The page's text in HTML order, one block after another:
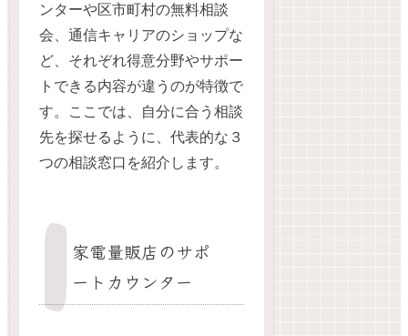
ンターや区市町村の無料相談
会、通信キャリアのショップな
ど、それぞれ得意分野やサポー
トできる内容が違うのが特徴で
す。ここでは、自分に合う相談
先を探せるように、代表的な３
つの相談窓口を紹介します。
家電量販店のサポ
ートカウンター